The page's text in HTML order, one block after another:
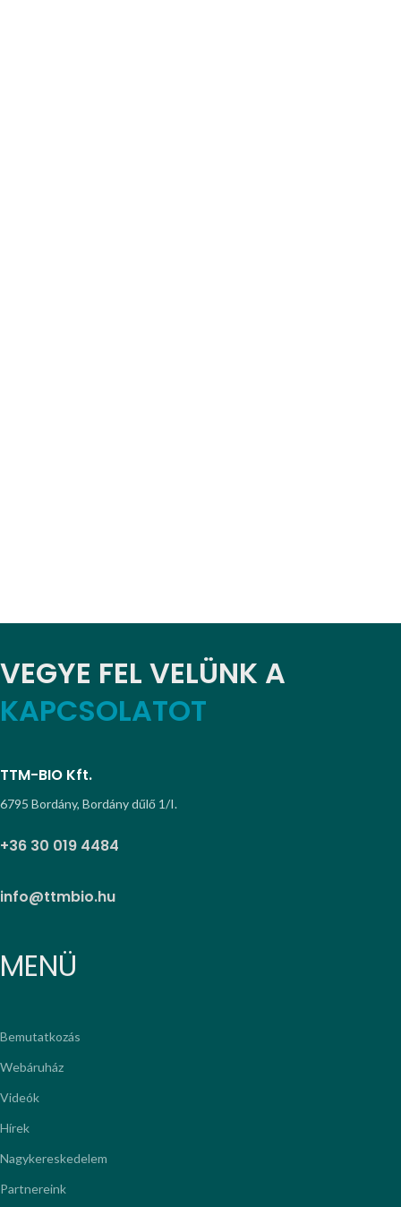
VEGYE FEL VELÜNK A
KAPCSOLATOT
TTM-BIO Kft.
6795 Bordány, Bordány dűlő 1/I.
+36 30 019 4484
info@ttmbio.hu
MENÜ
Bemutatkozás
Webáruház
Videók
Hírek
Nagykereskedelem
Partnereink